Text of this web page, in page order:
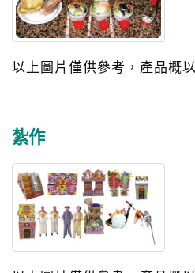
以上圖片僅供參考，產品概
紮作